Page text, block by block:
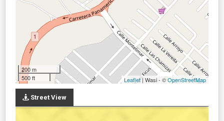
200 m
500 ft
Leaflet| Wasi - ©OpenStreetMap
Street View